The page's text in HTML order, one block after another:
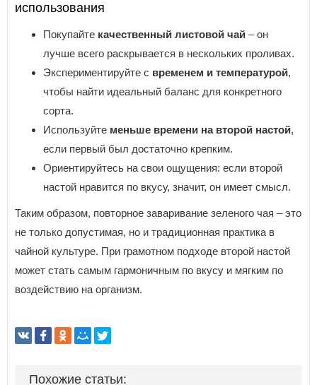
использования
Покупайте качественный листовой чай – он
лучше всего раскрывается в нескольких проливах.
Экспериментируйте с временем и температурой,
чтобы найти идеальный баланс для конкретного
сорта.
Используйте меньше времени на второй настой,
если первый был достаточно крепким.
Ориентируйтесь на свои ощущения: если второй
настой нравится по вкусу, значит, он имеет смысл.
Таким образом, повторное заваривание зеленого чая – это
не только допустимая, но и традиционная практика в
чайной культуре. При грамотном подходе второй настой
может стать самым гармоничным по вкусу и мягким по
воздействию на организм.
Похожие статьи: